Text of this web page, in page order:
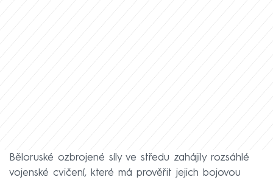
Běloruské ozbrojené síly ve středu zahájily rozsáhlé
vojenské cvičení, které má prověřit jejich bojovou